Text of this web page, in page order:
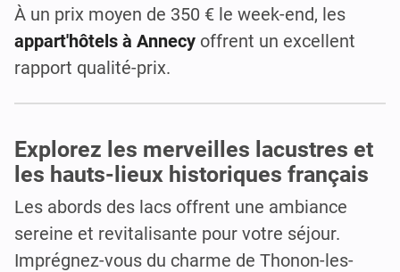
À un prix moyen de 350 € le week-end, les
appart'hôtels à Annecy offrent un excellent
rapport qualité-prix.
Explorez les merveilles lacustres et
les hauts-lieux historiques français
Les abords des lacs offrent une ambiance
sereine et revitalisante pour votre séjour.
Imprégnez-vous du charme de Thonon-les-